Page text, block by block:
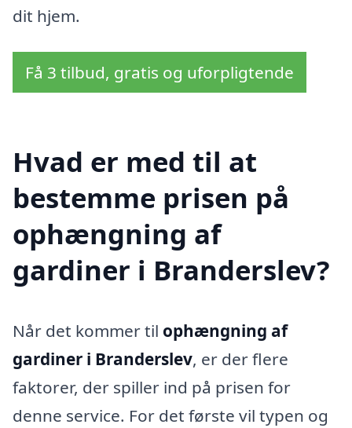
dit hjem.
Få 3 tilbud, gratis og uforpligtende
Hvad er med til at
bestemme prisen på
ophængning af
gardiner i Branderslev?
Når det kommer til ophængning af
gardiner i Branderslev, er der flere
faktorer, der spiller ind på prisen for
denne service. For det første vil typen og